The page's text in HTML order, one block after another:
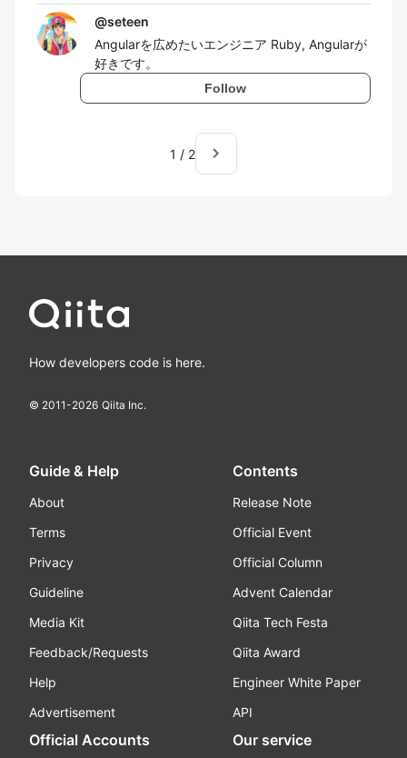
@seteen
Angularを広めたいエンジニア Ruby, Angularが
好きです。
Follow
1 / 2 navigate_next
How developers code is here.
© 2011-2026 Qiita Inc.
Guide & Help
About
Terms
Privacy
Guideline
Media Kit
Feedback/Requests
Help
Advertisement
Contents
Release Note
Official Event
Official Column
Advent Calendar
Qiita Tech Festa
Qiita Award
Engineer White Paper
API
Official Accounts Our service